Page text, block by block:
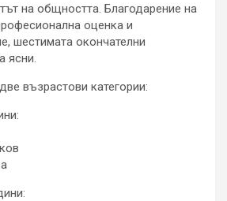
на общността. Благодарение на
оценка и
шестимата окончателни
ясни.
възрастови категории: